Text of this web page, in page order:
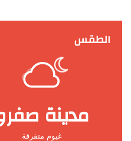
الطقس
مدينة
غيوم متفرقة